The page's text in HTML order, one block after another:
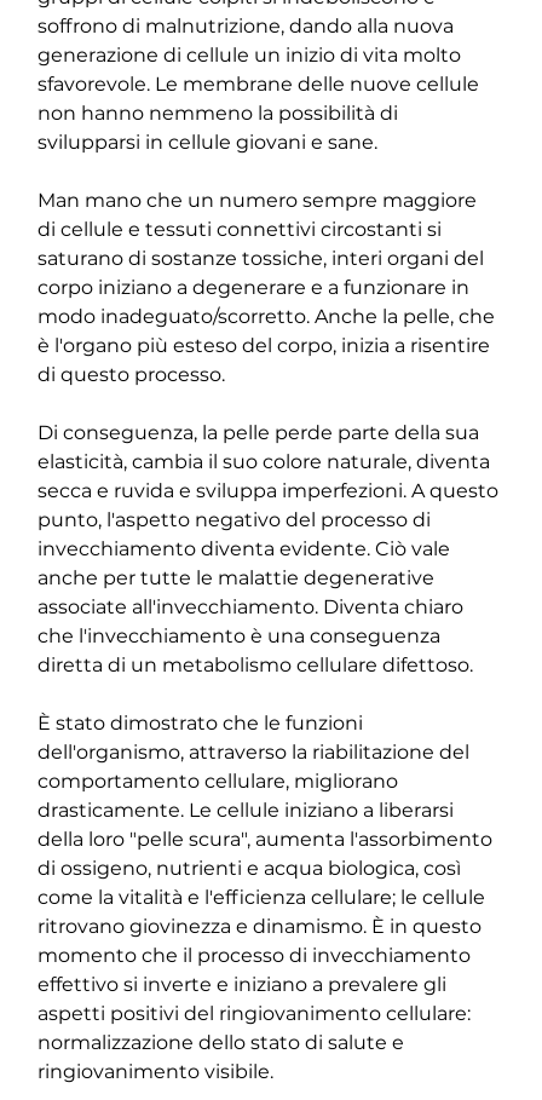
soffrono di malnutrizione, dando alla nuova
generazione di cellule un inizio di vita molto
sfavorevole. Le membrane delle nuove cellule
non hanno nemmeno la possibilità di
svilupparsi in cellule giovani e sane.
Man mano che un numero sempre maggiore
di cellule e tessuti connettivi circostanti si
saturano di sostanze tossiche, interi organi del
corpo iniziano a degenerare e a funzionare in
modo inadeguato/scorretto. Anche la pelle, che
è l'organo più esteso del corpo, inizia a risentire
di questo processo.
Di conseguenza, la pelle perde parte della sua
elasticità, cambia il suo colore naturale, diventa
secca e ruvida e sviluppa imperfezioni. A questo
punto, l'aspetto negativo del processo di
invecchiamento diventa evidente. Ciò vale
anche per tutte le malattie degenerative
associate all'invecchiamento. Diventa chiaro
che l'invecchiamento è una conseguenza
diretta di un metabolismo cellulare difettoso.
È stato dimostrato che le funzioni
dell'organismo, attraverso la riabilitazione del
comportamento cellulare, migliorano
drasticamente. Le cellule iniziano a liberarsi
della loro "pelle scura", aumenta l'assorbimento
di ossigeno, nutrienti e acqua biologica, così
come la vitalità e l'efficienza cellulare; le cellule
ritrovano giovinezza e dinamismo. È in questo
momento che il processo di invecchiamento
effettivo si inverte e iniziano a prevalere gli
aspetti positivi del ringiovanimento cellulare:
normalizzazione dello stato di salute e
ringiovanimento visibile.